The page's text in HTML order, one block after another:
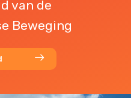
van de
Beweging